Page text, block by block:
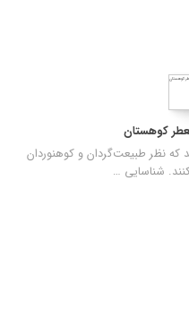
کوهستان
نظر طبيعت‌گردان و كوهنوردان
شناسايي …